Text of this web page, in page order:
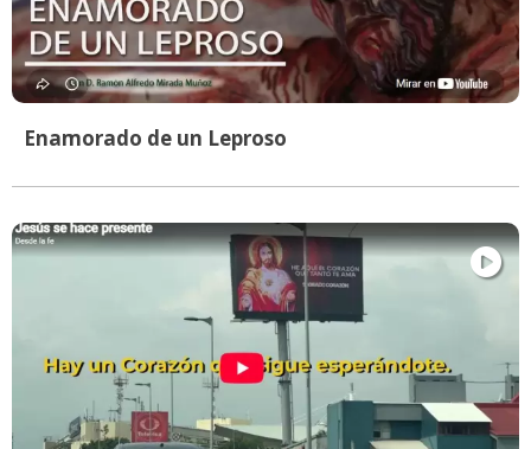
Enamorado de un Leproso